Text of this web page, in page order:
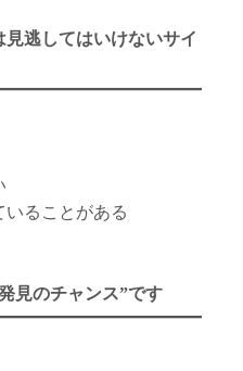
見逃してはいけないサイ
いることがある
見のチャンス”です